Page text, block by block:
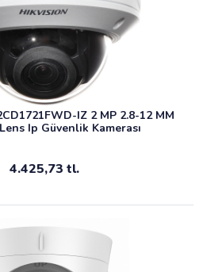
IZ 2 MP 2.8-12 MM
Ip Güvenlik Kamerası
4.425,73 tl.